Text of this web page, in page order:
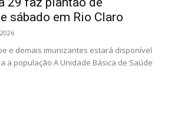
sábado em Rio Claro
e demais imunizantes estará disponível
a população A Unidade Básica de Saúde